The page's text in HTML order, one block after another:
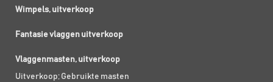
Wimpels, uitverkoop
Fantasie vlaggen uitverkoop
Vlaggenmasten, uitverkoop
Uitverkoop; Gebruikte masten